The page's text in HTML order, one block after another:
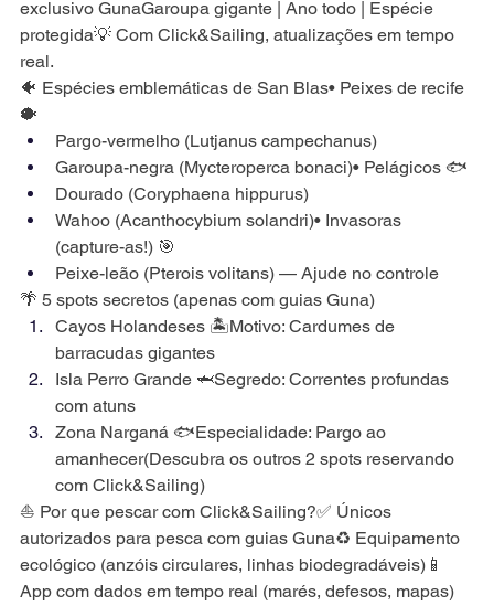
exclusivo GunaGaroupa gigante | Ano todo | Espécie
protegida💡 Com Click&Sailing, atualizações em tempo
real.
🐠 Espécies emblemáticas de San Blas• Peixes de recife
🐡
Pargo-vermelho (Lutjanus campechanus)
Garoupa-negra (Mycteroperca bonaci)• Pelágicos 🐟
Dourado (Coryphaena hippurus)
Wahoo (Acanthocybium solandri)• Invasoras
(capture-as!) 🎯
Peixe-leão (Pterois volitans) — Ajude no controle
🌴 5 spots secretos (apenas com guias Guna)
Cayos Holandeses 🏝️Motivo: Cardumes de
barracudas gigantes
Isla Perro Grande 🦈Segredo: Correntes profundas
com atuns
Zona Narganá 🐟Especialidade: Pargo ao
amanhecer(Descubra os outros 2 spots reservando
com Click&Sailing)
⛵ Por que pescar com Click&Sailing?✅ Únicos
autorizados para pesca com guias Guna♻️ Equipamento
ecológico (anzóis circulares, linhas biodegradáveis)📱
App com dados em tempo real (marés, defesos, mapas)